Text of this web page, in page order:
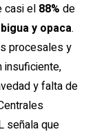
casi el 88% de
y opaca.
procesales y
insuficiente,
y falta de
señala que